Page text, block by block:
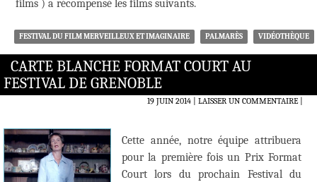
films ) a récompensé les films suivants.
FESTIVAL DU FILM MERVEILLEUX ET IMAGINAIRE PALMARÈS VIDÉOTHÈQUE
CARTE BLANCHE FORMAT COURT AU
FESTIVAL DE GRENOBLE
19 JUIN 2014 LAISSER UN COMMENTAIRE|
Cette année, notre équipe attribuera
pour la première fois un Prix Format
Court lors du prochain Festival du